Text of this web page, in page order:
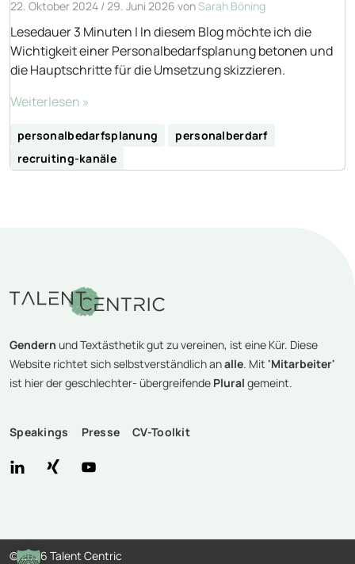
22. Oktober 2024 /29. Juni 2026 vonSarah Böning
Lesedauer 3 Minuten | In diesem Blog möchte ich die
Wichtigkeit einer Personalbedarfsplanung betonen und
die Hauptschritte für die Umsetzung skizzieren.
Weiterlesen »
personalbedarfsplanung
personalberdarf
recruiting-kanäle
Gendern und Textästhetik gut zu vereinen, ist eine Kür. Diese
Website richtet sich selbstverständlich analle. Mit 'Mitarbeiter'
ist hier der geschlechter- übergreifende Plural gemeint.
Speakings Presse CV-Toolkit
©2026 Talent Centric